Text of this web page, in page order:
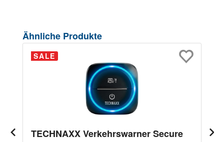
Produktgalerie überspringen
Ähnliche Produkte
SALE
TECHNAXX Verkehrswarner Secure